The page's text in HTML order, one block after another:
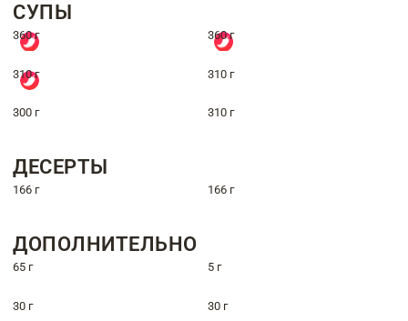
СУПЫ
360 г 360 г
310 г 310 г
300 г 310 г
ДЕСЕРТЫ
166 г 166 г
ДОПОЛНИТЕЛЬНО
65 г 5 г
30 г 30 г